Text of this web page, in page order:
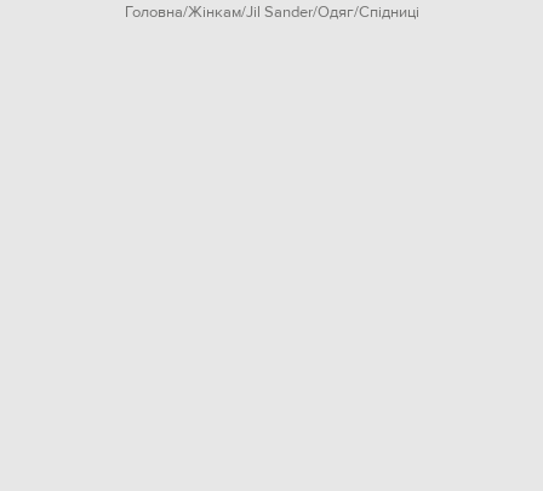
Головна Жінкам Jil Sander Одяг Спідниці